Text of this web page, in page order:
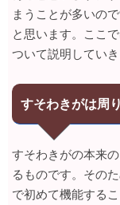
まうことが多いの
と思います。ここ
ついて説明していき
すそわきがは周
すそわきがの本来
るものです。その
で初めて機能する